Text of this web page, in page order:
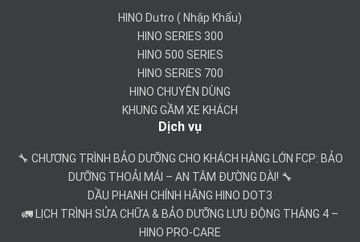
HINO Dutro ( Nhập Khẩu)
HINO SERIES 300
HINO 500 SERIES
HINO SERIES 700
HINO CHUYÊN DÙNG
KHUNG GẦM XE KHÁCH
Dịch vụ
🔧 CHƯƠNG TRÌNH BẢO DƯỠNG CHO KHÁCH HÀNG LỚN FCP: BẢO
DƯỠNG THOẢI MÁI – AN TÂM ĐƯỜNG DÀI! 🔧
DẦU PHANH CHÍNH HÃNG HINO DOT3
🚛 LỊCH TRÌNH SỬA CHỮA & BẢO DƯỠNG LƯU ĐỘNG THÁNG 4 –
HINO PRO-CARE